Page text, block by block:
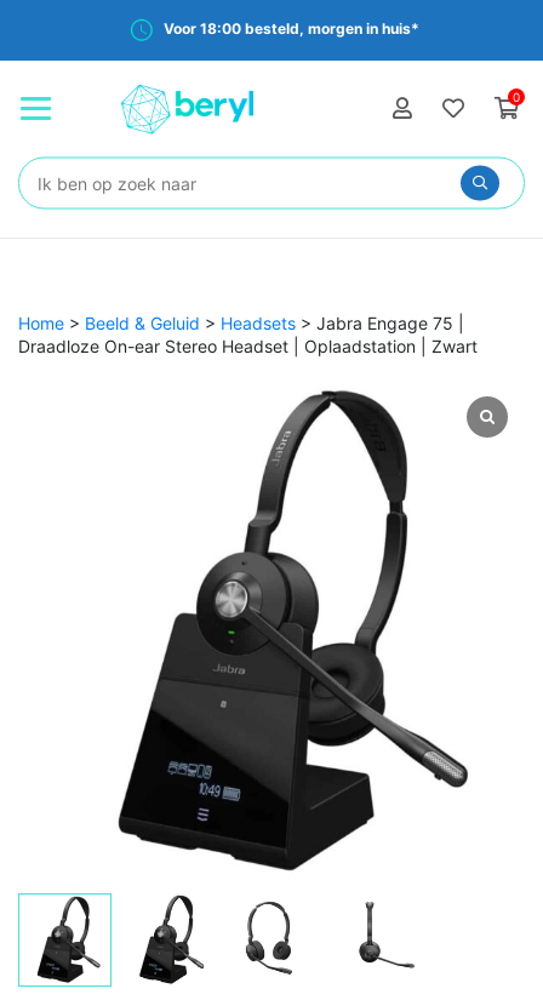
Voor 18:00 besteld, morgen in huis*
0
Zoeken:
Home > Beeld & Geluid > Headsets > Jabra Engage 75 |
Draadloze On-ear Stereo Headset | Oplaadstation | Zwart